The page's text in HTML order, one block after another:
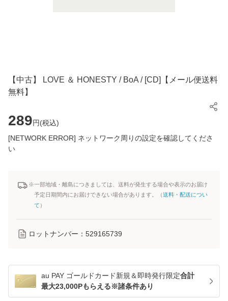
【中古】 LOVE ＆ HONESTY / BoA / [CD]【メール便送料
無料】
289円(税込)
[NETWORK ERROR] ネットワーク周りの設定を確認してくださ
い
※一部地域・離島につきましては、送料が発生する場合や表示のお届け
予定日期間内にお届けできない場合があります。（送料・配送につい
て ）
ロットナンバー： 529165739
au PAY ゴールドカード新規＆即時発行限定合計
最大23,000Pもらえる※諸条件あり